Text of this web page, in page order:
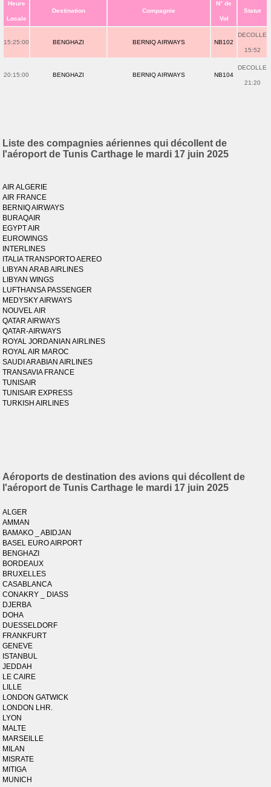
Heure
Locale
Destination Compagnie
N° de
Vol
Statut
15:25:00 BENGHAZI BERNIQ AIRWAYS NB102
DECOLLE
15:52
20:15:00 BENGHAZI BERNIQ AIRWAYS NB104
DECOLLE
21:20
Liste des compagnies aériennes qui décollent de
l'aéroport de Tunis Carthage le mardi 17 juin 2025
AIR ALGERIE
AIR FRANCE
BERNIQ AIRWAYS
BURAQAIR
EGYPT AIR
EUROWINGS
INTERLINES
ITALIA TRANSPORTO AEREO
LIBYAN ARAB AIRLINES
LIBYAN WINGS
LUFTHANSA PASSENGER
MEDYSKY AIRWAYS
NOUVEL AIR
QATAR AIRWAYS
QATAR-AIRWAYS
ROYAL JORDANIAN AIRLINES
ROYAL AIR MAROC
SAUDI ARABIAN AIRLINES
TRANSAVIA FRANCE
TUNISAIR
TUNISAIR EXPRESS
TURKISH AIRLINES
Aéroports de destination des avions qui décollent de
l'aéroport de Tunis Carthage le mardi 17 juin 2025
ALGER
AMMAN
BAMAKO _ ABIDJAN
BASEL EURO AIRPORT
BENGHAZI
BORDEAUX
BRUXELLES
CASABLANCA
CONAKRY _ DIASS
DJERBA
DOHA
DUESSELDORF
FRANKFURT
GENEVE
ISTANBUL
JEDDAH
LE CAIRE
LILLE
LONDON GATWICK
LONDON LHR.
LYON
MALTE
MARSEILLE
MILAN
MISRATE
MITIGA
MUNICH